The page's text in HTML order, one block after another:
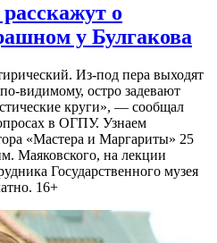
о
у Булгакова
Из-под пера выходят
видимому, остро задевают
круги», — сообщал
в ОГПУ. Узнаем
«Мастера и Маргариты» 25
Маяковского, на лекции
Государственного музея
16+